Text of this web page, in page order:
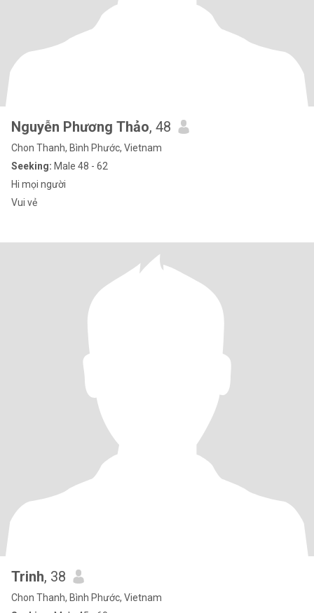
Nguyễn Phương Thảo, 48
Chon Thanh, Bình Phước, Vietnam
Seeking: Male 48 - 62
Hi mọi người
Vui vẻ
Trinh, 38
Chon Thanh, Bình Phước, Vietnam